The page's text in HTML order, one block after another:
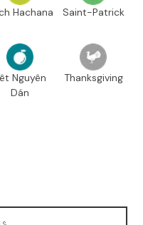
Hachana Saint-Patrick
Nguyên
Dán
Thanksgiving